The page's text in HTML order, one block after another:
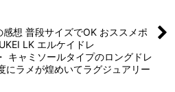
感想 普段サイズでOK おススメポ
LK エルケイドレ
キャミソールタイプのロングドレ
にラメが煌めいてラグジュアリー